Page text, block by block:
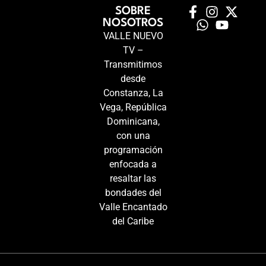
SOBRE
NOSOTROS
VALLE NUEVO
TV –
Transmitimos
desde
Constanza, La
Vega, República
Dominicana,
con una
programación
enfocada a
resaltar las
bondades del
Valle Encantado
del Caribe